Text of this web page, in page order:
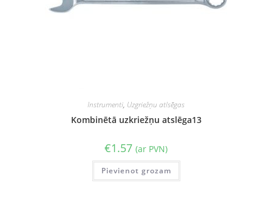
Instrumenti, Uzgriežņu atlsēgas
Kombinētā uzkriežņu atslēga13
€1.57 (ar PVN)
Pievienot grozam